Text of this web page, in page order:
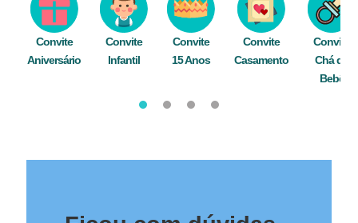
Convite
Aniversário
Convite
Infantil
Convite
15 Anos
Convite
Casamento
Convite
Chá de
Bebê